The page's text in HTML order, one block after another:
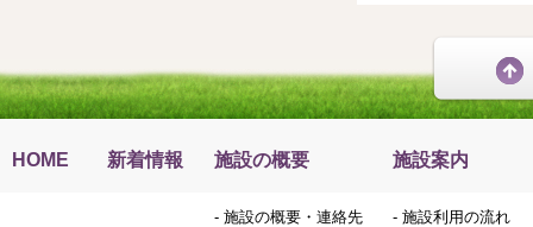
HOME 新着情報 施設の概要 施設案内
- 施設の概要・連絡先
- 施設利用の流れ